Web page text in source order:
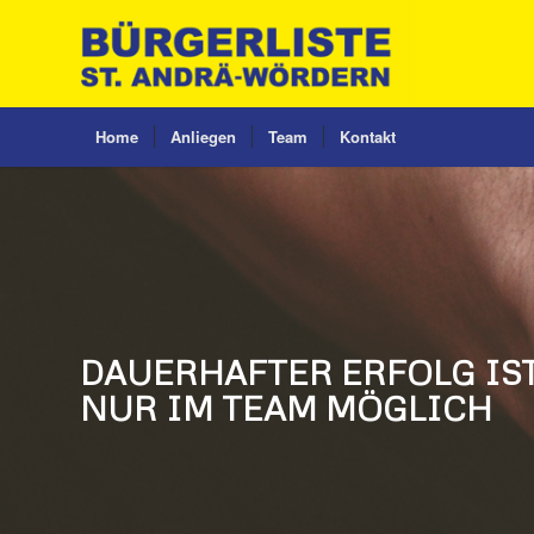
Home Anliegen Team Kontakt
DAUERHAFTER ERFOLG
NUR IM TEAM MÖGLICH